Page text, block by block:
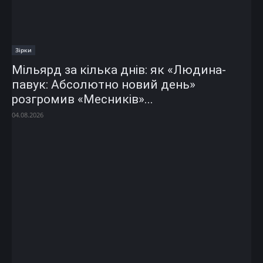
Зірки
Мільярд за кілька днів: як «Людина-
павук: Абсолютно новий день»
розгромив «Месників»...
04.08.2026